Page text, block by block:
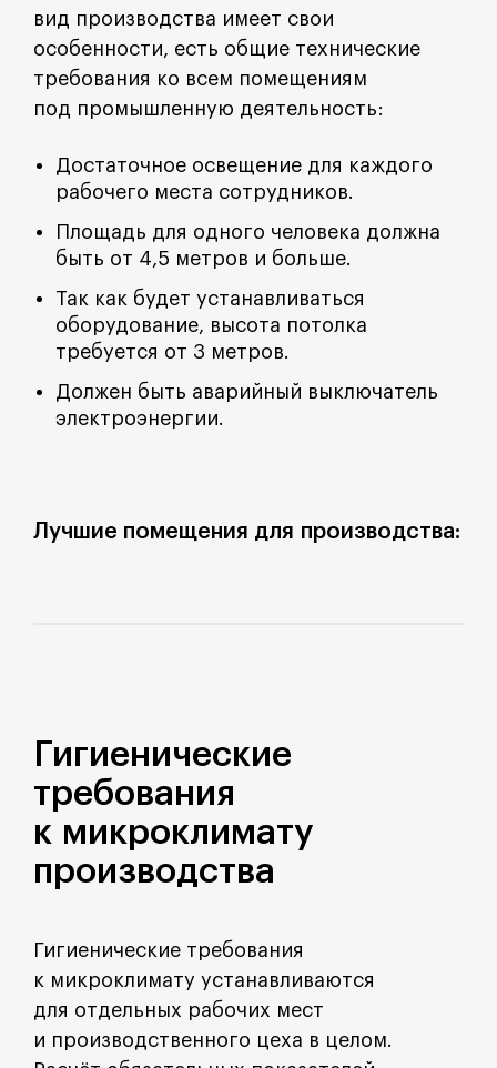
вид производства имеет свои
особенности, есть общие технические
требования ко всем помещениям
под промышленную деятельность:
Достаточное освещение для каждого
рабочего места сотрудников.
Площадь для одного человека должна
быть от 4,5 метров и больше.
Так как будет устанавливаться
оборудование, высота потолка
требуется от 3 метров.
Должен быть аварийный выключатель
электроэнергии.
Лучшие помещения для производства:
Гигиенические
требования
к микроклимату
производства
Гигиенические требования
к микроклимату устанавливаются
для отдельных рабочих мест
и производственного цеха в целом.